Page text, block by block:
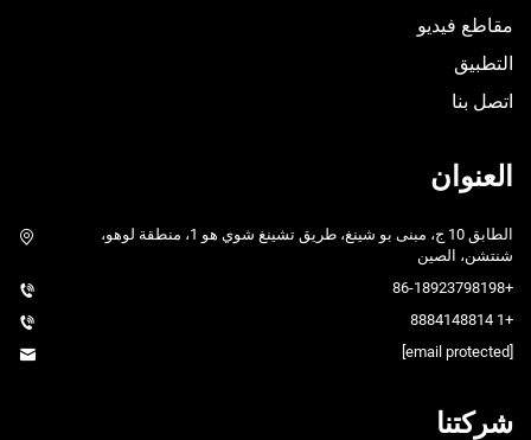
مقاطع فيديو
التطبيق
اتصل بنا
العنوان
الطابق 10 ج، مبنى بو شينغ، طريق تشينغ شوي هو 1، منطقة لوهو،
شنتشن، الصين
+86-18923798198
+1 8884148814
شركتنا